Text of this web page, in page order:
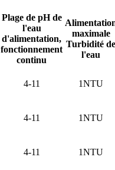
Plage de pH de
l'eau
d'alimentation,
fonctionnement
continu
maximale
Turbidité de
l'eau
4-11 1NTU
4-11 1NTU
4-11 1NTU